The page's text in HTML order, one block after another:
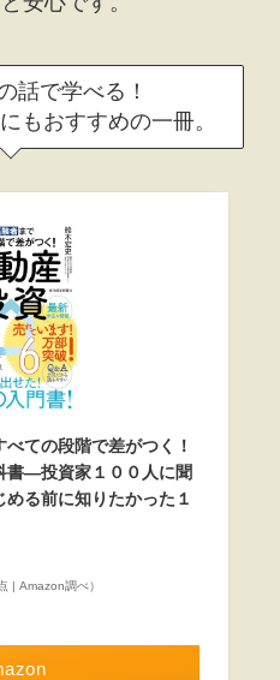
話で学べる！
もおすすめの一冊。
ての段階で差がつく！
―投資家１００人に聞
る前に知りたかった１
| Amazon調べ）